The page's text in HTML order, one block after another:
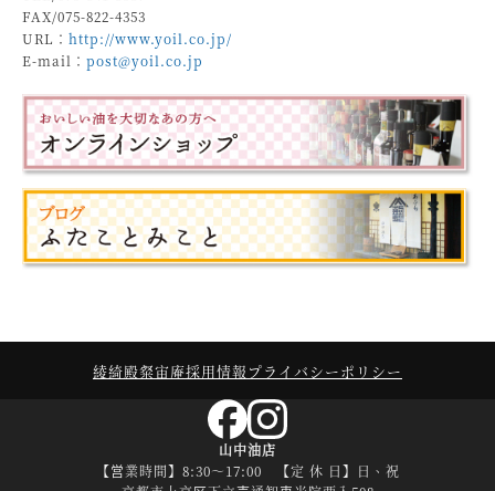
FAX/075-822-4353
URL： http://www.yoil.co.jp/
E-mail： post@yoil.co.jp
綾綺殿粲宙庵採用情報 プライバシーポリシー
山中油店
【営業時間】8:30～17:00 【定 休 日】日、祝